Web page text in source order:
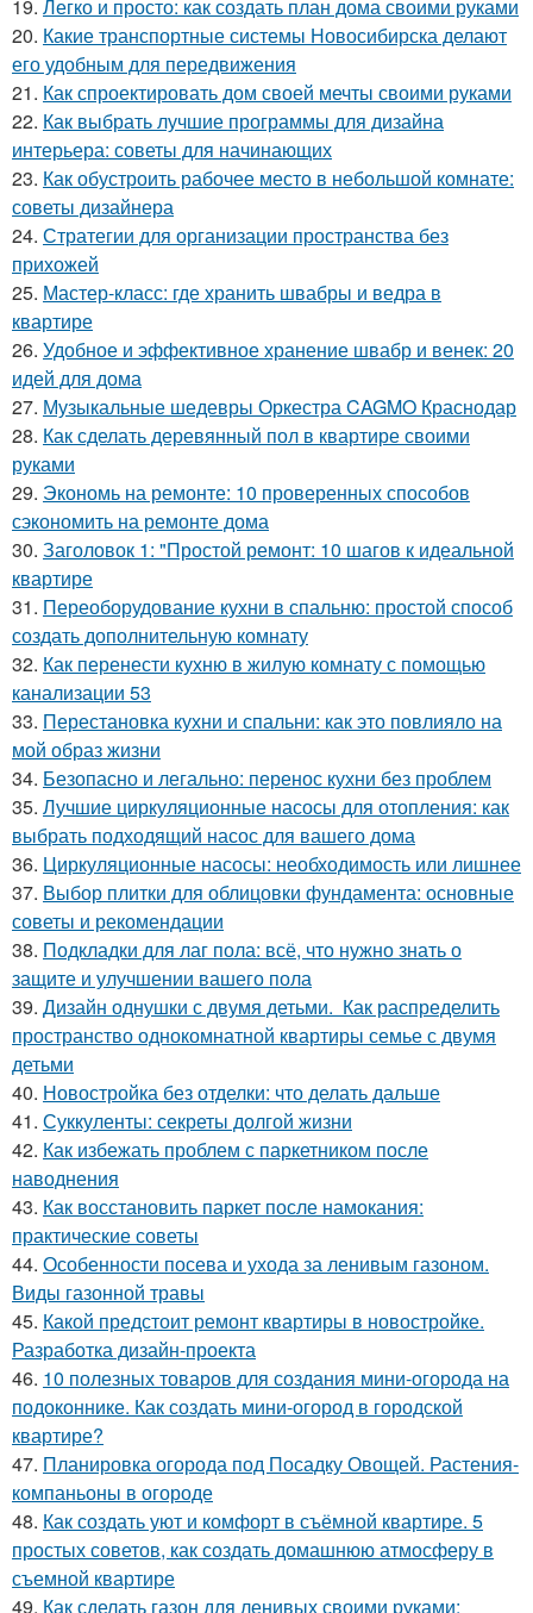
19. Легко и просто: как создать план дома своими руками
20. Какие транспортные системы Новосибирска делают
его удобным для передвижения
21. Как спроектировать дом своей мечты своими руками
22. Как выбрать лучшие программы для дизайна
интерьера: советы для начинающих
23. Как обустроить рабочее место в небольшой комнате:
советы дизайнера
24. Стратегии для организации пространства без
прихожей
25. Мастер-класс: где хранить швабры и ведра в
квартире
26. Удобное и эффективное хранение швабр и венек: 20
идей для дома
27. Музыкальные шедевры Оркестра CAGMO Краснодар
28. Как сделать деревянный пол в квартире своими
руками
29. Экономь на ремонте: 10 проверенных способов
сэкономить на ремонте дома
30. Заголовок 1: "Простой ремонт: 10 шагов к идеальной
квартире
31. Переоборудование кухни в спальню: простой способ
создать дополнительную комнату
32. Как перенести кухню в жилую комнату с помощью
канализации 53
33. Перестановка кухни и спальни: как это повлияло на
мой образ жизни
34. Безопасно и легально: перенос кухни без проблем
35. Лучшие циркуляционные насосы для отопления: как
выбрать подходящий насос для вашего дома
36. Циркуляционные насосы: необходимость или лишнее
37. Выбор плитки для облицовки фундамента: основные
советы и рекомендации
38. Подкладки для лаг пола: всё, что нужно знать о
защите и улучшении вашего пола
39. Дизайн однушки с двумя детьми. Как распределить
пространство однокомнатной квартиры семье с двумя
детьми
40. Новостройка без отделки: что делать дальше
41. Суккуленты: секреты долгой жизни
42. Как избежать проблем с паркетником после
наводнения
43. Как восстановить паркет после намокания:
практические советы
44. Особенности посева и ухода за ленивым газоном.
Виды газонной травы
45. Какой предстоит ремонт квартиры в новостройке.
Разработка дизайн-проекта
46. 10 полезных товаров для создания мини-огорода на
подоконнике. Как создать мини-огород в городской
квартире?
47. Планировка огорода под Посадку Овощей. Растения-
компаньоны в огороде
48. Как создать уют и комфорт в съёмной квартире. 5
простых советов, как создать домашнюю атмосферу в
съемной квартире
49. Как сделать газон для ленивых своими руками: